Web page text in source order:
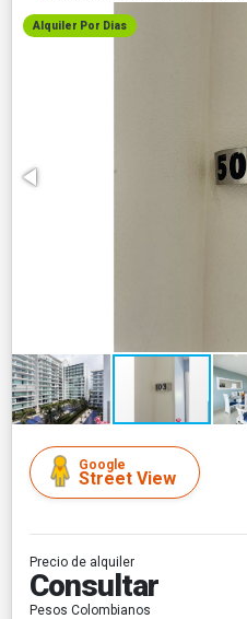
Alquiler Por Dias
Google
Street View
Precio de alquiler
Consultar
Pesos Colombianos